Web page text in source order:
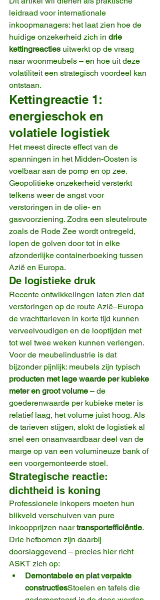
leidraad voor internationale
inkoopmanagers: het laat zien hoe de
huidige onzekerheid zich in drie
kettingreacties uitwerkt op de vraag
naar woonmeubels – en hoe uit deze
volatiliteit een strategisch voordeel kan
ontstaan.
Kettingreactie 1:
energieschok en
volatiele logistiek
Het meest directe effect van de
spanningen in het Midden-Oosten is
voelbaar aan de pomp en op zee.
Geopolitieke onzekerheid versterkt
telkens weer de angst voor
verstoringen in de olie- en
gasvoorziening. Zodra een sleutelroute
zoals de Rode Zee wordt ontregeld,
lopen de golven door tot in elke
afzonderlijke containerboeking tussen
Azië en Europa.
De logistieke druk
Recente ontwikkelingen laten zien dat
verstoringen op de route Azië–Europa
de vrachttarieven in korte tijd kunnen
verveelvoudigen en de looptijden met
tot wel twee weken kunnen verlengen.
Voor de meubelindustrie is dat
bijzonder pijnlijk: meubels zijn typisch
producten met lage waarde per kubieke
meter en groot volume – de
goederenwaarde per kubieke meter is
relatief laag, het volume juist hoog. Als
de tarieven stijgen, slokt de logistiek al
snel een onaanvaardbaar deel van de
marge op van een volumineuze bank of
een voorgemonteerde stoel.
Strategische reactie:
dichtheid is koning
Professionele inkopers moeten hun
blikveld verschuiven van pure
inkoopprijzen naar transportefficiëntie.
Drie hefbomen zijn daarbij
doorslaggevend – precies hier richt
ASKT zich op:
Demontabele en plat verpakte
constructiesStoelen en tafels die